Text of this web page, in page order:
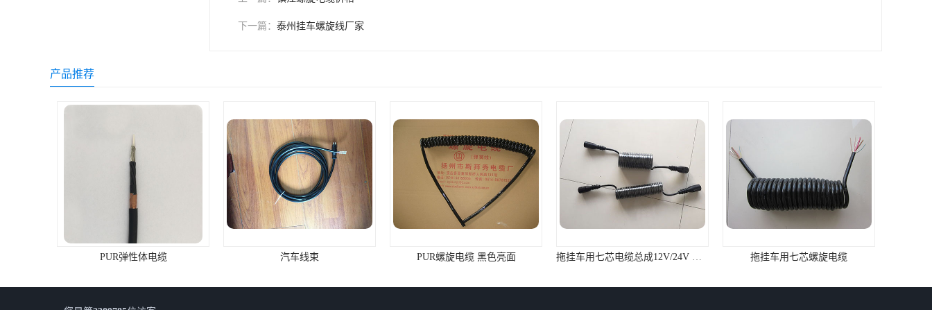
下一篇： 泰州挂车螺旋线厂家
产品推荐
汽车线束 PUR螺旋电缆 黑色亮面 拖挂车用七芯螺旋电缆 EV电动汽车电缆